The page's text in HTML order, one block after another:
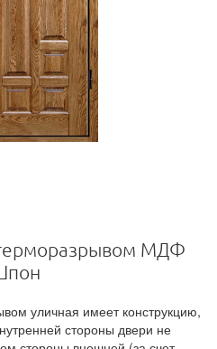
МДФ
уличная имеет конструкцию,
стороны двери не